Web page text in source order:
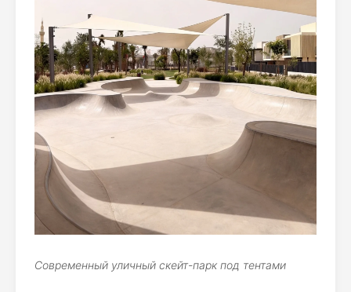
Современный уличный скейт-парк под тентами